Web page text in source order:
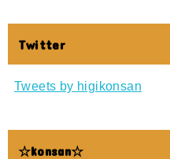
Twitter
Tweets by higikonsan
☆konsan☆